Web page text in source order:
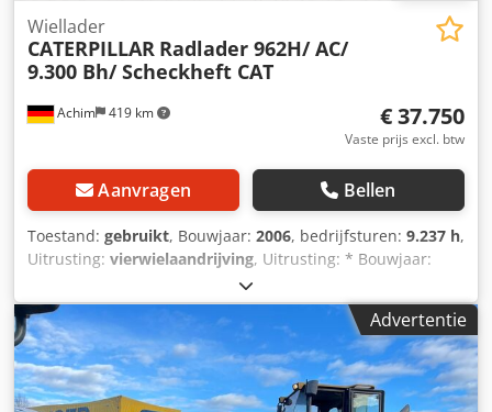
Achim 419 km
Wiellader
CATERPILLAR Radlader 962H/ AC/
9.300 Bh/ Scheckheft CAT
€ 37.750
Vaste prijs excl. btw
Aanvragen Bellen
Toestand: gebruikt, Bouwjaar: 2006, bedrijfsturen: 9.237 h,
Uitrusting: vierwielaandrijving, Uitrusting: * Bouwjaar:
2006 * Bedrijfsuren: 9.236 uur * Vermogen: 157 kW / 213
pk * Gewicht: 19,8 ton * Banden: Michelin 23.5-25X Type A
ca. 60% * Achteruitrijcamera Cjdezlvm Uspfx Ai Norf *
Stuurwielbediening * Airconditioning * Trekpen * Centrale
smering * Geveerde stoel * Radiovoorbereiding Overig: * 1
vorige eigenaar, * Duitse machine, * CAT-serviceboekje
Advertentie